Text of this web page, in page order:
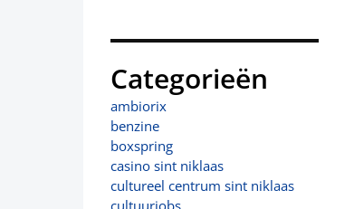
Categorieën
ambiorix
benzine
boxspring
casino sint niklaas
cultureel centrum sint niklaas